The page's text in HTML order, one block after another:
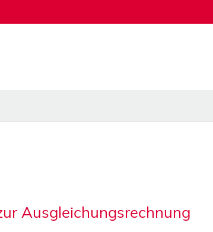
Ausgleichungsrechnung